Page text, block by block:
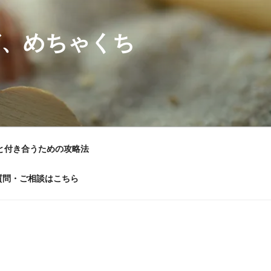
めちゃくち
付き合うための攻略法
問・ご相談はこちら